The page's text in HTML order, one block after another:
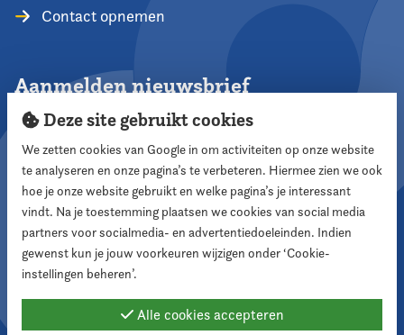
Contact opnemen
Aanmelden nieuwsbrief
Aanmelden
Volg ons
Deze site gebruikt cookies
We zetten cookies van Google in om activiteiten op onze website
te analyseren en onze pagina’s te verbeteren. Hiermee zien we ook
hoe je onze website gebruikt en welke pagina’s je interessant
vindt. Na je toestemming plaatsen we cookies van social media
partners voor socialmedia- en advertentiedoeleinden. Indien
gewenst kun je jouw voorkeuren wijzigen onder ‘Cookie-
instellingen beheren’.
Alle cookies accepteren